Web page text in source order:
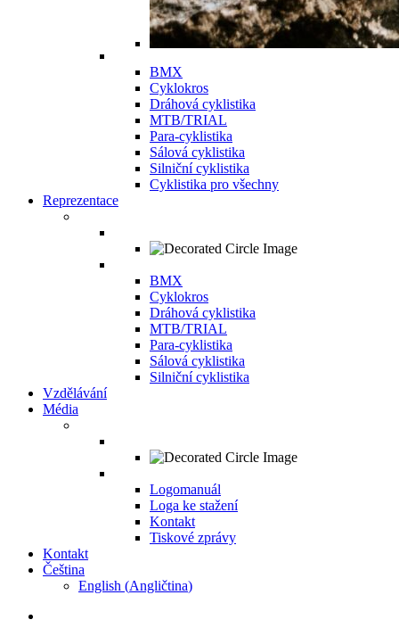
BMX
Cyklokros
Dráhová cyklistika
MTB/TRIAL
Para-cyklistika
Sálová cyklistika
Silniční cyklistika
Cyklistika pro všechny
Reprezentace
BMX
Cyklokros
Dráhová cyklistika
MTB/TRIAL
Para-cyklistika
Sálová cyklistika
Silniční cyklistika
Vzdělávání
Média
Logomanuál
Loga ke stažení
Kontakt
Tiskové zprávy
Kontakt
Čeština
English (Angličtina)